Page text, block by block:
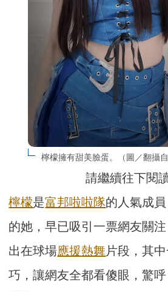
檸檬擁有甜美臉蛋。（圖／翻攝自
請繼續往下閱
檸檬是富邦啦啦隊的人氣成
的她，早已吸引一票網友關
出在球場應援熱舞片段，其
巧，讓網友全都看傻眼，驚